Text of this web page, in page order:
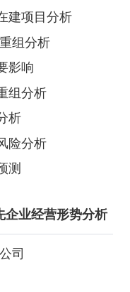
建项目分析
组分析
影响
组分析
析
险分析
测
企业经营形势分析
司